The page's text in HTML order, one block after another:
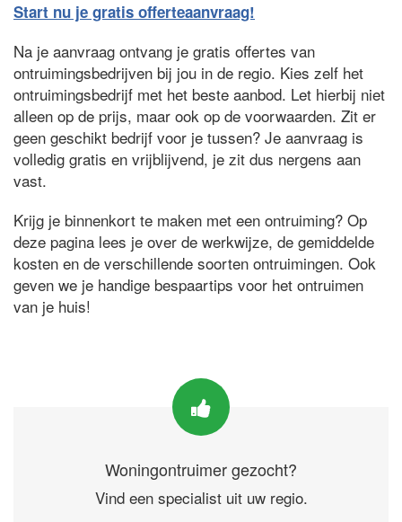
Start nu je gratis offerteaanvraag!
Na je aanvraag ontvang je gratis offertes van
ontruimingsbedrijven bij jou in de regio. Kies zelf het
ontruimingsbedrijf met het beste aanbod. Let hierbij niet
alleen op de prijs, maar ook op de voorwaarden. Zit er
geen geschikt bedrijf voor je tussen? Je aanvraag is
volledig gratis en vrijblijvend, je zit dus nergens aan
vast.
Krijg je binnenkort te maken met een ontruiming? Op
deze pagina lees je over de werkwijze, de gemiddelde
kosten en de verschillende soorten ontruimingen. Ook
geven we je handige bespaartips voor het ontruimen
van je huis!
Woningontruimer gezocht?
Vind een specialist uit uw regio.